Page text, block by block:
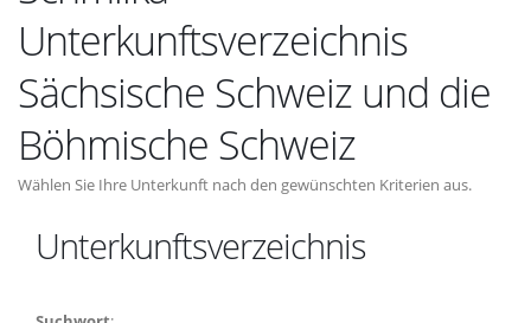
Unterkunftsverzeichnis
Sächsische Schweiz und die
Böhmische Schweiz
Wählen Sie Ihre Unterkunft nach den gewünschten Kriterien aus.
Unterkunftsverzeichnis